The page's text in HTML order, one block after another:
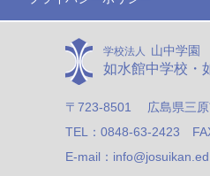
学校法人 山中学園
如水館中学校・
〒723-8501 広島県三原
TEL：0848-63-2423
E-mail：